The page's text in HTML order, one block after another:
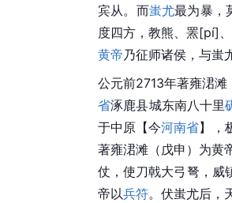
宾从。而蚩尤最为暴，
度四方，教熊、罴[pí]
黄帝乃征师诸侯，与蚩
公元前2713年著雍涒
省涿鹿县城东南八十里
于中原【今河南省】，
著雍涒滩（戊申）为黄
仗，使刀戟大弓弩，威
帝以兵符。伏蚩尤后，